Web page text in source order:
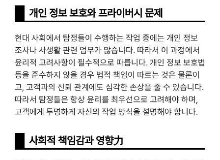
개인 정보 보호와 프라이버시 문제
현대 사회에서 탐정들이 수행하는 작업 중에는 개인 정보
조사나 사생활 관련 업무가 많습니다. 따라서 이 과정에서
윤리적 고려사항이 필수적으로 따릅니다. 개인 정보 보호법
등을 준수하지 않을 경우 법적 책임이 따르는 것은 물론이
고, 고객과의 신뢰 관계에도 심각한 손상을 줄 수 있습니다.
따라서 탐정들은 항상 윤리를 최우선으로 고려해야 하며,
고객에게 투명하게 자신의 작업 방식을 설명해야 합니다.
사회적 책임감과 영향力